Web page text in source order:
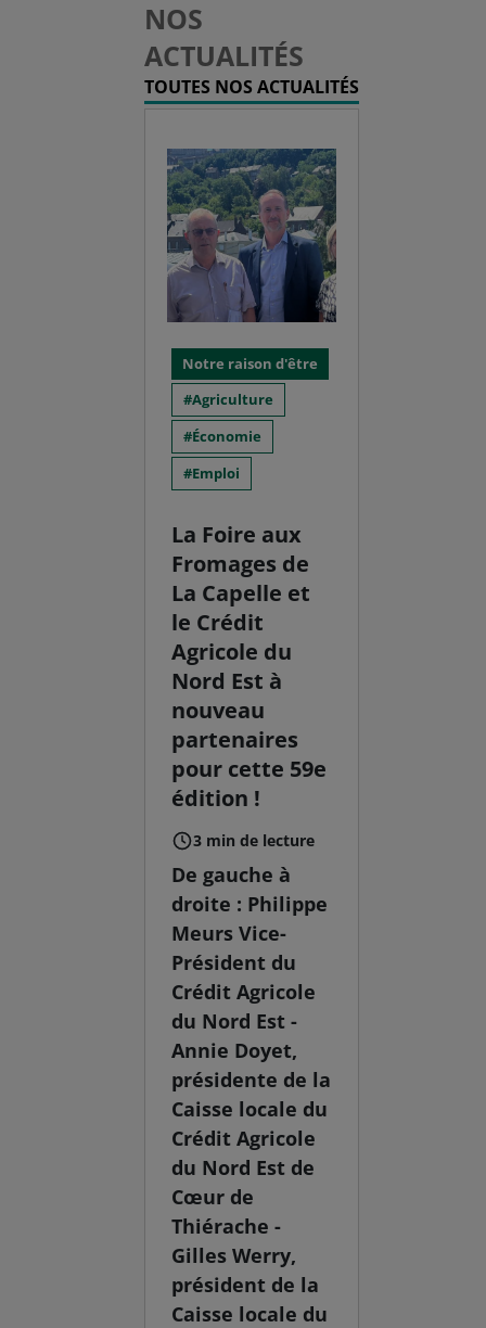
NOS
ACTUALITÉS
TOUTES NOS ACTUALITÉS
Notre raison d'être
Agriculture
Économie
Emploi
La Foire aux
Fromages de
La Capelle et
le Crédit
Agricole du
Nord Est à
nouveau
partenaires
pour cette 59e
édition !
3 min de lecture
De gauche à
droite : Philippe
Meurs Vice-
Président du
Crédit Agricole
du Nord Est -
Annie Doyet,
présidente de la
Caisse locale du
Crédit Agricole
du Nord Est de
Cœur de
Thiérache -
Gilles Werry,
président de la
Caisse locale du